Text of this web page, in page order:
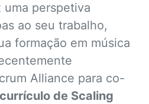
uma perspetiva
ao seu trabalho,
formação em música
Alliance para co-
currículo de Scaling